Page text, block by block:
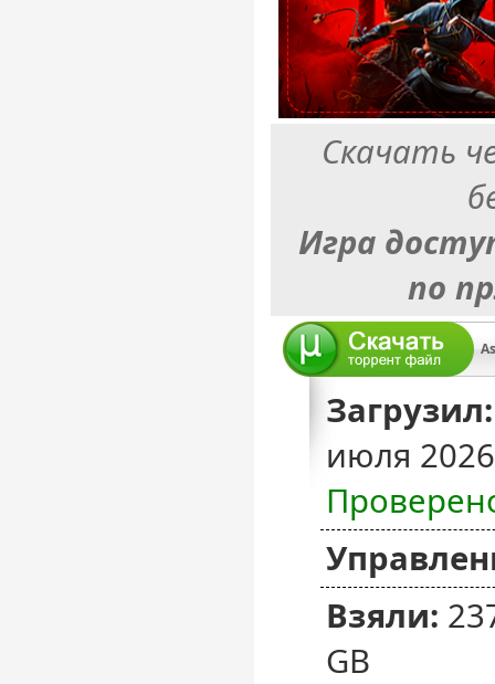
Скачать
Игра
по
Загрузил:
июля
Взяли:
GB